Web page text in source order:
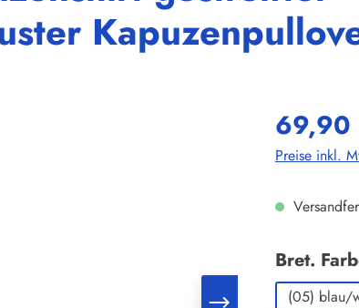
69,90
Preise inkl.
Bret.
(05) blau/